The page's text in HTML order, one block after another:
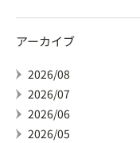
アーカイブ
2026/08
2026/07
2026/06
2026/05